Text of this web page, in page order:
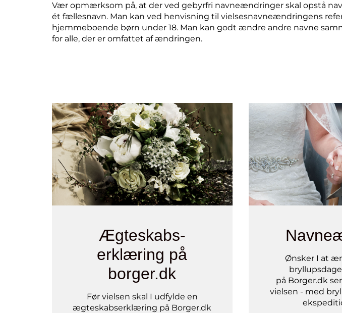
Vær opmærksom på, at der ved gebyrfri navneændringer skal opstå
ét fællesnavn. Man kan ved henvisning til vielsesnavneændringens
hjemmeboende børn under 18. Man kan godt ændre andre navne
for alle, der er omfattet af ændringen.
Ægteskabs-
erklæring på
borger.dk
Før vielsen skal I udfylde en
ægteskabserklæring på Borger.dk
Ønsker I at
på Borger.dk
vielsen - med